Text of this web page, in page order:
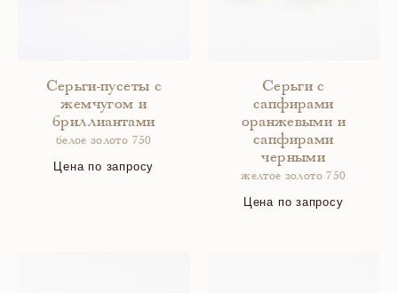
Серьги-пусеты с
жемчугом и
бриллиантами
белое золото 750
Цена по запросу
Серьги с
сапфирами
оранжевыми и
сапфирами
черными
желтое золото 750
Цена по запросу